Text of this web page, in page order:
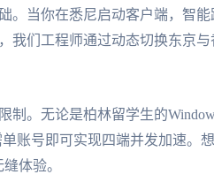
。当你在悉尼启动客户端，智
我们工程师通过动态切换东京
制。无论是柏林留学生的
账号即可实现四端并发加速。
体验。